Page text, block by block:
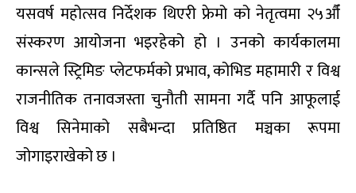
यसवर्ष महोत्सव निर्देशक थिएरी फ्रेमो को नेतृत्वमा २५औँ
संस्करण आयोजना भइरहेको हो । उनको कार्यकालमा
कान्सले स्ट्रिमिङ प्लेटफर्मको प्रभाव, कोभिड महामारी र विश्व
राजनीतिक तनावजस्ता चुनौती सामना गर्दै पनि आफूलाई
विश्व सिनेमाको सबैभन्दा प्रतिष्ठित मञ्चका रूपमा
जोगाइराखेको छ ।